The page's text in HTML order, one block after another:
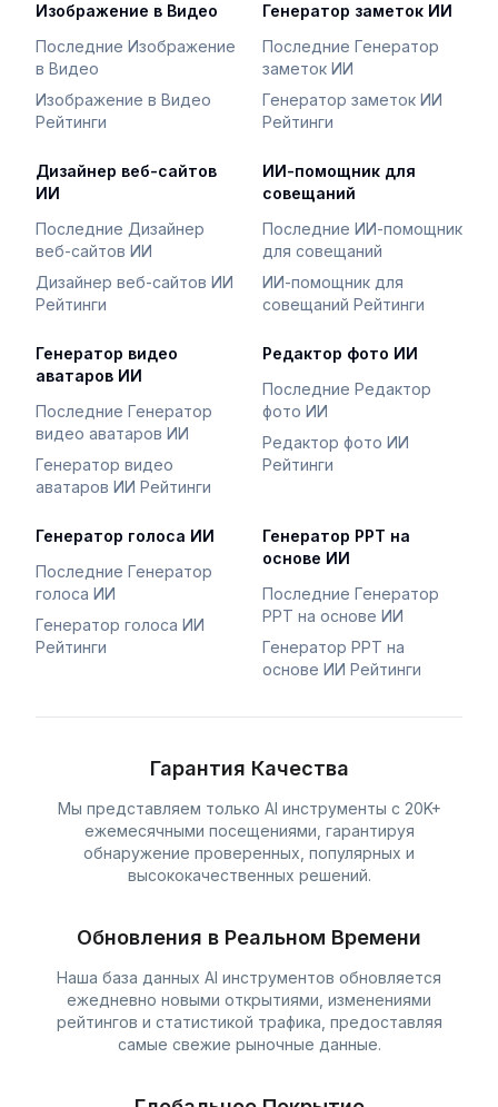
Изображение в Видео
Последние Изображение
в Видео
Изображение в Видео
Рейтинги
Генератор заметок ИИ
Последние Генератор
заметок ИИ
Генератор заметок ИИ
Рейтинги
Дизайнер веб-сайтов
ИИ
Последние Дизайнер
веб-сайтов ИИ
Дизайнер веб-сайтов ИИ
Рейтинги
ИИ-помощник для
совещаний
Последние ИИ-помощник
для совещаний
ИИ-помощник для
совещаний Рейтинги
Генератор видео
аватаров ИИ
Последние Генератор
видео аватаров ИИ
Генератор видео
аватаров ИИ Рейтинги
Редактор фото ИИ
Последние Редактор
фото ИИ
Редактор фото ИИ
Рейтинги
Генератор голоса ИИ
Последние Генератор
голоса ИИ
Генератор голоса ИИ
Рейтинги
Генератор PPT на
основе ИИ
Последние Генератор
PPT на основе ИИ
Генератор PPT на
основе ИИ Рейтинги
Гарантия Качества
Мы представляем только AI инструменты с 20K+
ежемесячными посещениями, гарантируя
обнаружение проверенных, популярных и
высококачественных решений.
Обновления в Реальном Времени
Наша база данных AI инструментов обновляется
ежедневно новыми открытиями, изменениями
рейтингов и статистикой трафика, предоставляя
самые свежие рыночные данные.